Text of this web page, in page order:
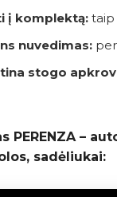
į komplektą: taip
nuvedimas:
stogo
PERENZA –
sadėliukai: